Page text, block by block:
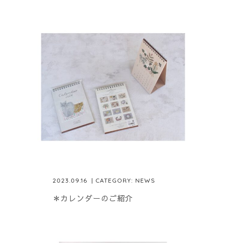
2023.09.16 | CATEGORY: NEWS
＊カレンダーのご紹介